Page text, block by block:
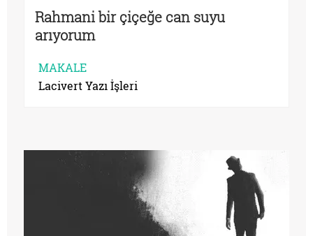
Rahmani bir çiçeğe can suyu
arıyorum
MAKALE
Lacivert Yazı İşleri